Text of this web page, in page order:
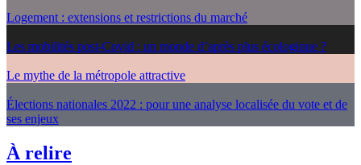
Logement : extensions et restrictions du marché
Les mobilités post-Covid : un monde d’après plus écologique ?
Le mythe de la métropole attractive
Élections nationales 2022 : pour une analyse localisée du vote et de
ses enjeux
À relire